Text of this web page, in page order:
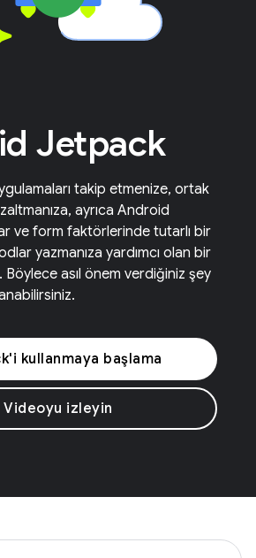
Jetpack
takip etmenize, ortak
ayrıca Android
ve form faktörlerinde tutarlı bir
yazmanıza yardımcı olan bir
Böylece asıl önem verdiğiniz şey
kullanmaya başlama
Videoyu izleyin